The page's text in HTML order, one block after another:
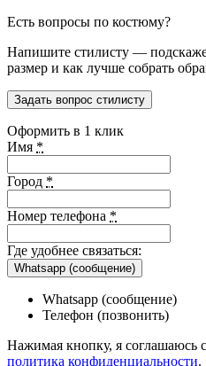
Есть вопросы по костюму?
Напишите стилисту —
размер и как лучше собрать
Задать вопрос стилисту
Оформить в 1 клик
Имя *
Город *
Номер телефона *
Где удобнее связаться:
Whatsapp (сообщение)
Whatsapp (сообщение)
Телефон (позвонить)
Нажимая кнопку, я соглашаюсь
политика конфиденциальности.